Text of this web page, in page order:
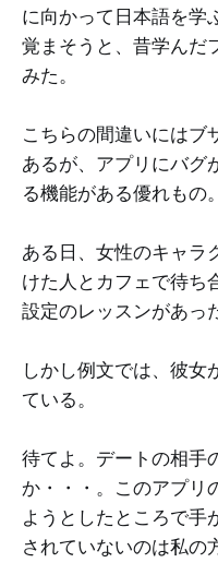
に向かって日本語を学
覚まそうと、昔学んだ
みた。
こちらの間違いにはブ
あるが、アプリにバグ
る機能がある優れもの。
ある日、女性のキャラ
けた人とカフェで待ち
設定のレッスンがあっ
しかし例文では、彼女
ている。
待てよ。デートの相手
か・・・。このアプリ
ようとしたところで手
されていないのは私の